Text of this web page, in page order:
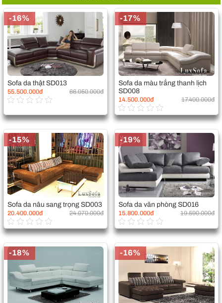
Sofa da thật SD013
55.500.000đ 66.050.000đ
-16%
Sofa da màu trắng thanh lịch
SD008
14.500.000đ 17.400.000đ
-17%
Sofa da nâu sang trọng SD003
20.400.000đ 24.070.000đ
-15%
Sofa da văn phòng SD016
15.800.000đ 19.590.000đ
-19%
-18% -16%